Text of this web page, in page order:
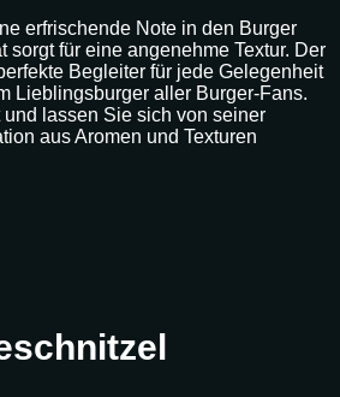
erfrischende Note in den Burger
sorgt für eine angenehme Textur. Der
Begleiter für jede Gelegenheit
Lieblingsburger aller Burger-Fans.
lassen Sie sich von seiner
aus Aromen und Texturen